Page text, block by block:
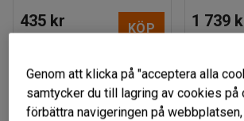
435 kr KÖP 1 739
Genom att klicka på "acceptera alla
samtycker du till lagring av cookies på
förbättra navigeringen på